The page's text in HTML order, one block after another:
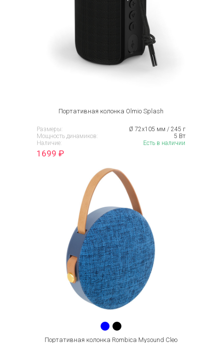
Портативная колонка Olmio Splash
Размеры:
Ø 72х105 мм / 245 г
Мощность динамиков:
5 Вт
Наличие:
Есть в наличии
1699 ₽
Портативная колонка Rombica Mysound Cleo